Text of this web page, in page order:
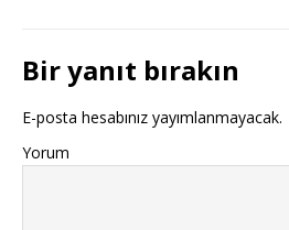
Bir yanıt bırakın
E-posta hesabınız yayımlanmayacak.
Yorum